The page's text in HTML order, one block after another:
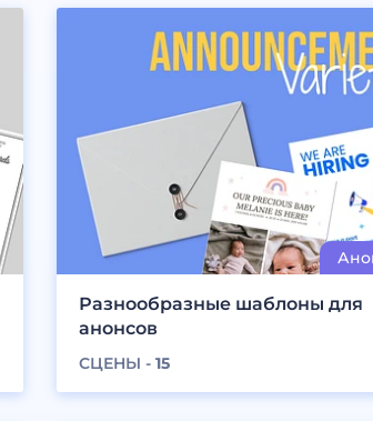
Разнообразные шаблоны для
анонсов
СЦЕНЫ -15